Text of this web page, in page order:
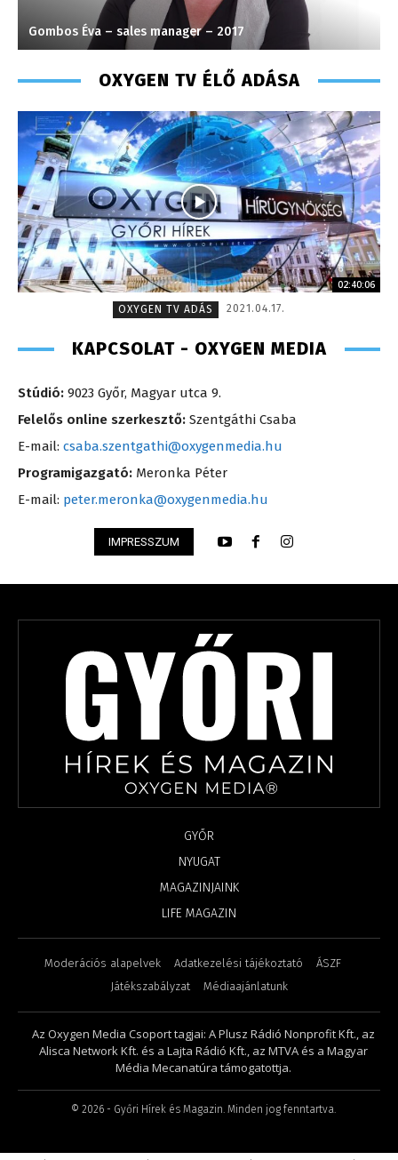
Gombos Éva – sales manager – 2017
OXYGEN TV ÉLŐ ADÁSA
02:40:06
OXYGEN TV ADÁS
2021.04.17.
KAPCSOLAT - OXYGEN MEDIA
Stúdió: 9023 Győr, Magyar utca 9.
Felelős online szerkesztő: Szentgáthi Csaba
E-mail: csaba.szentgathi@oxygenmedia.hu
Programigazgató: Meronka Péter
E-mail: peter.meronka@oxygenmedia.hu
IMPRESSZUM
GYŐR
NYUGAT
MAGAZINJAINK
LIFE MAGAZIN
Moderációs alapelvek Adatkezelési tájékoztató
ÁSZF
Játékszabályzat
Médiaajánlatunk
Az Oxygen Media Csoport tagjai: A Plusz Rádió Nonprofit Kft., az
Alisca Network Kft. és a Lajta Rádió Kft., az MTVA és a Magyar
Média Mecanatúra támogatottja.
© 2026 - Győri Hírek és Magazin. Minden jog fenntartva.